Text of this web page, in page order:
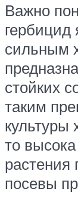
Важно
гербицид
сильным
стойких
таким
культуры
то
растения
посевы